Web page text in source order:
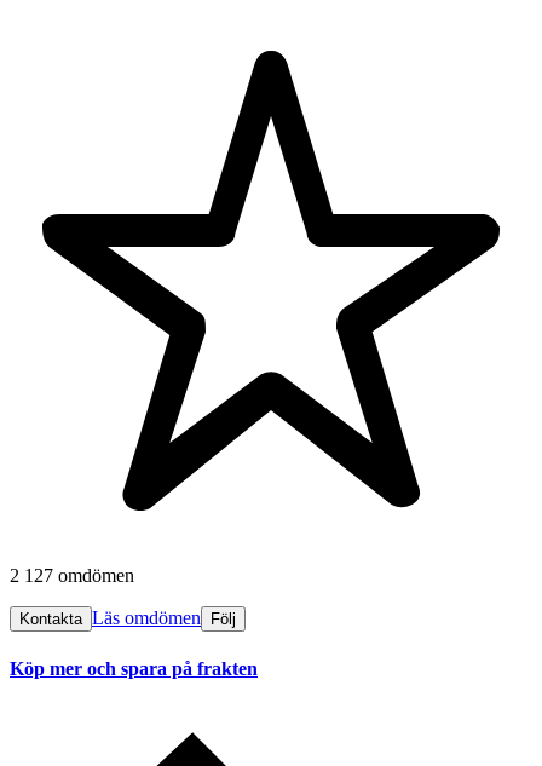
2 127 omdömen
Kontakta Läs omdömen Följ
Köp mer och spara på frakten